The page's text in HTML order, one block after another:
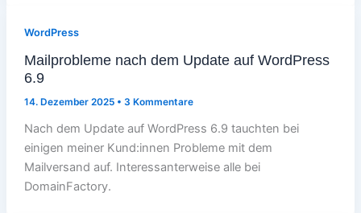
WordPress
Mailprobleme nach dem Update auf WordPress
6.9
14. Dezember 2025 • 3 Kommentare
Nach dem Update auf WordPress 6.9 tauchten bei
einigen meiner Kund:innen Probleme mit dem
Mailversand auf. Interessanterweise alle bei
DomainFactory.